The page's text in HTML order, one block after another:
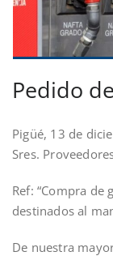
Pedido
Pigüé, 13 de
Sres.
Ref: “Compra de
destinados al
De nuestra